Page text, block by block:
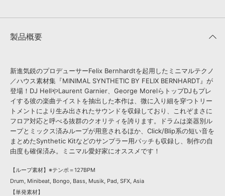
製品概要
新進気鋭のプロデューサーFelix Bernhardtを起用したミニマルテクノ
／ハウス素材集『MINIMAL SYNTHETIC BY FELIX BERNHARDT』が
登場！DJ HellやLaurent Garnier、George MorelらトップDJもプレ
イする彼の楽曲テイストを抽出した本作は、微に入り細を穿つトリー
トメントにより生み出されたサウンドを収録しており、これぞまさに
フロア対応と呼べる抜群のクオリティを誇ります。ドラムは楽器別ル
ープとミックス済みループが用意されるほか、Click/Blip系の短い音を
まとめたSynthetic Kitなどのサンプラー用パッチも収録し、制作の自
由度も確保済み。ミニマル愛好家にオススメです！
【ループ素材】※テンポ＝127BPM
Drum, Minibeat, Bongo, Bass, Musik, Pad, SFX, Asia
【単発素材】